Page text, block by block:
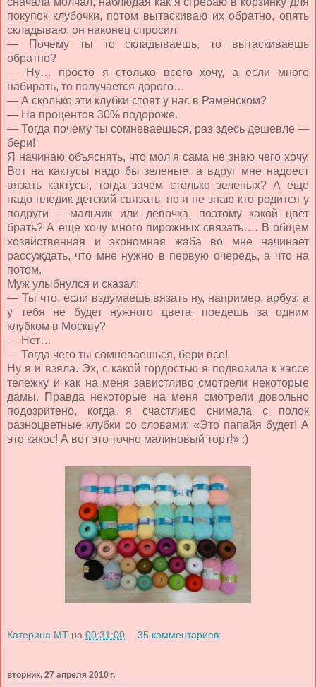
покупок клубочки, потом вытаскиваю их обратно, опять
складываю, он наконец спросил:
— Почему ты то складываешь, то вытаскиваешь
обратно?
— Ну… просто я столько всего хочу, а если много
набирать, то получается дорого…
— А сколько эти клубки стоят у нас в Раменском?
— На процентов 30% подороже.
— Тогда почему ты сомневаешься, раз здесь дешевле —
бери!
Я начинаю объяснять, что мол я сама не знаю чего хочу.
Вот на кактусы надо бы зеленые, а вдруг мне надоест
вязать кактусы, тогда зачем столько зеленых? А еще
надо пледик детский связать, но я не знаю кто родится у
подруги – мальчик или девочка, поэтому какой цвет
брать? А еще хочу много пирожных связать…. В общем
хозяйственная и экономная жаба во мне начинает
рассуждать, что мне нужно в первую очередь, а что на
потом.
Муж улыбнулся и сказал:
— Ты что, если вздумаешь вязать ну, например, арбуз, а
у тебя не будет нужного цвета, поедешь за одним
клубком в Москву?
— Нет…
— Тогда чего ты сомневаешься, бери все!
Ну я и взяла. Эх, с какой гордостью я подвозила к кассе
тележку и как на меня завистливо смотрели некоторые
дамы. Правда некоторые на меня смотрели довольно
подозритено, когда я счастливо снимала с полок
разноцветные клубки со словами: «Это папайя будет! А
это какос! А вот это точно малиновый торт!» :)
Катерина МТ на 00:31:00 35 комментариев:
вторник, 27 апреля 2010 г.